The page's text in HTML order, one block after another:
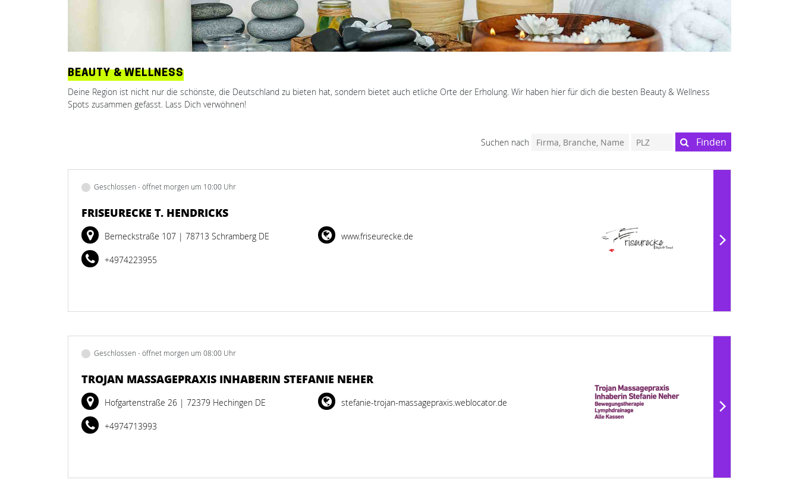
BEAUTY & WELLNESS
Deine Region ist nicht nur die schönste, die Deutschland zu bieten hat, sondern bietet auch etliche Orte der Erholung. Wir haben hier für dich die besten Beauty & Wellness
Spots zusammen gefasst. Lass Dich verwöhnen!
Suchen nach Finden
Geschlossen - öffnet morgen um 10:00 Uhr
FRISEURECKE T. HENDRICKS
Berneckstraße 107 | 78713 Schramberg DE
+4974223955
www.friseurecke.de
Geschlossen - öffnet morgen um 08:00 Uhr
TROJAN MASSAGEPRAXIS INHABERIN STEFANIE NEHER
Hofgartenstraße 26 | 72379 Hechingen DE
+4974713993
stefanie-trojan-massagepraxis.weblocator.de